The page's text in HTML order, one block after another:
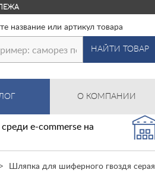
название или артикул товара
НАЙТИ ТОВАР
О КОМПАНИИ
e-commerse на
Шляпка для шиферного гвоздя